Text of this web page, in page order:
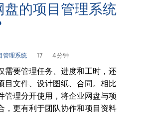
盘的项目管理系统
管理系统 17 4 分钟
需要管理任务、进度和工时，还
目文件、设计图纸、合同。相比
管理分开使用，将企业网盘与项
，更有利于团队协作和项目资料